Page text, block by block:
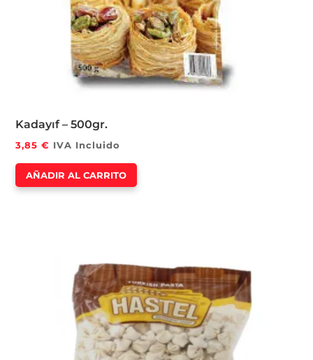
Kadayıf – 500gr.
3,85€ IVA Incluido
AÑADIR AL CARRITO